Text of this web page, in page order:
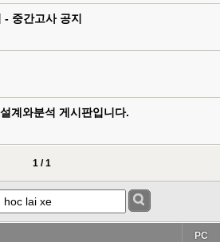
중간고사 공지
계와분석 게시판입니다.
1 / 1
PC